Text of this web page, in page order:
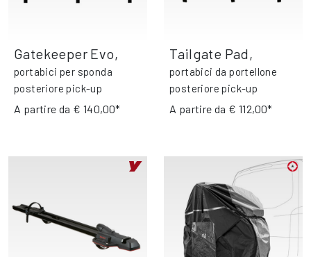
Gatekeeper Evo,
portabici per sponda
posteriore pick-up
A partire da € 140,00*
Tailgate Pad,
portabici da portellone
posteriore pick-up
A partire da € 112,00*